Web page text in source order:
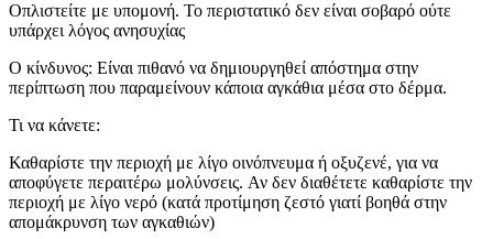
Οπλιστείτε με υπομονή. Το περιστατικό δεν είναι σοβαρό ούτε
υπάρχει λόγος ανησυχίας
Ο κίνδυνος: Είναι πιθανό να δημιουργηθεί απόστημα στην
περίπτωση που παραμείνουν κάποια αγκάθια μέσα στο δέρμα.
Τι να κάνετε:
Καθαρίστε την περιοχή με λίγο οινόπνευμα ή οξυζενέ, για να
αποφύγετε περαιτέρω μολύνσεις. Αν δεν διαθέτετε καθαρίστε την
περιοχή με λίγο νερό (κατά προτίμηση ζεστό γιατί βοηθά στην
απομάκρυνση των αγκαθιών)